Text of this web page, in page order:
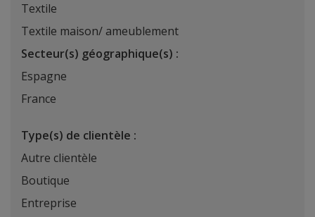
Textile
Textile maison/ ameublement
Secteur(s) géographique(s) :
Espagne
France
Type(s) de clientèle :
Autre clientèle
Boutique
Entreprise